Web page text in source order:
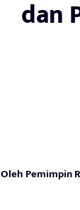
dan
Oleh Pemimpin